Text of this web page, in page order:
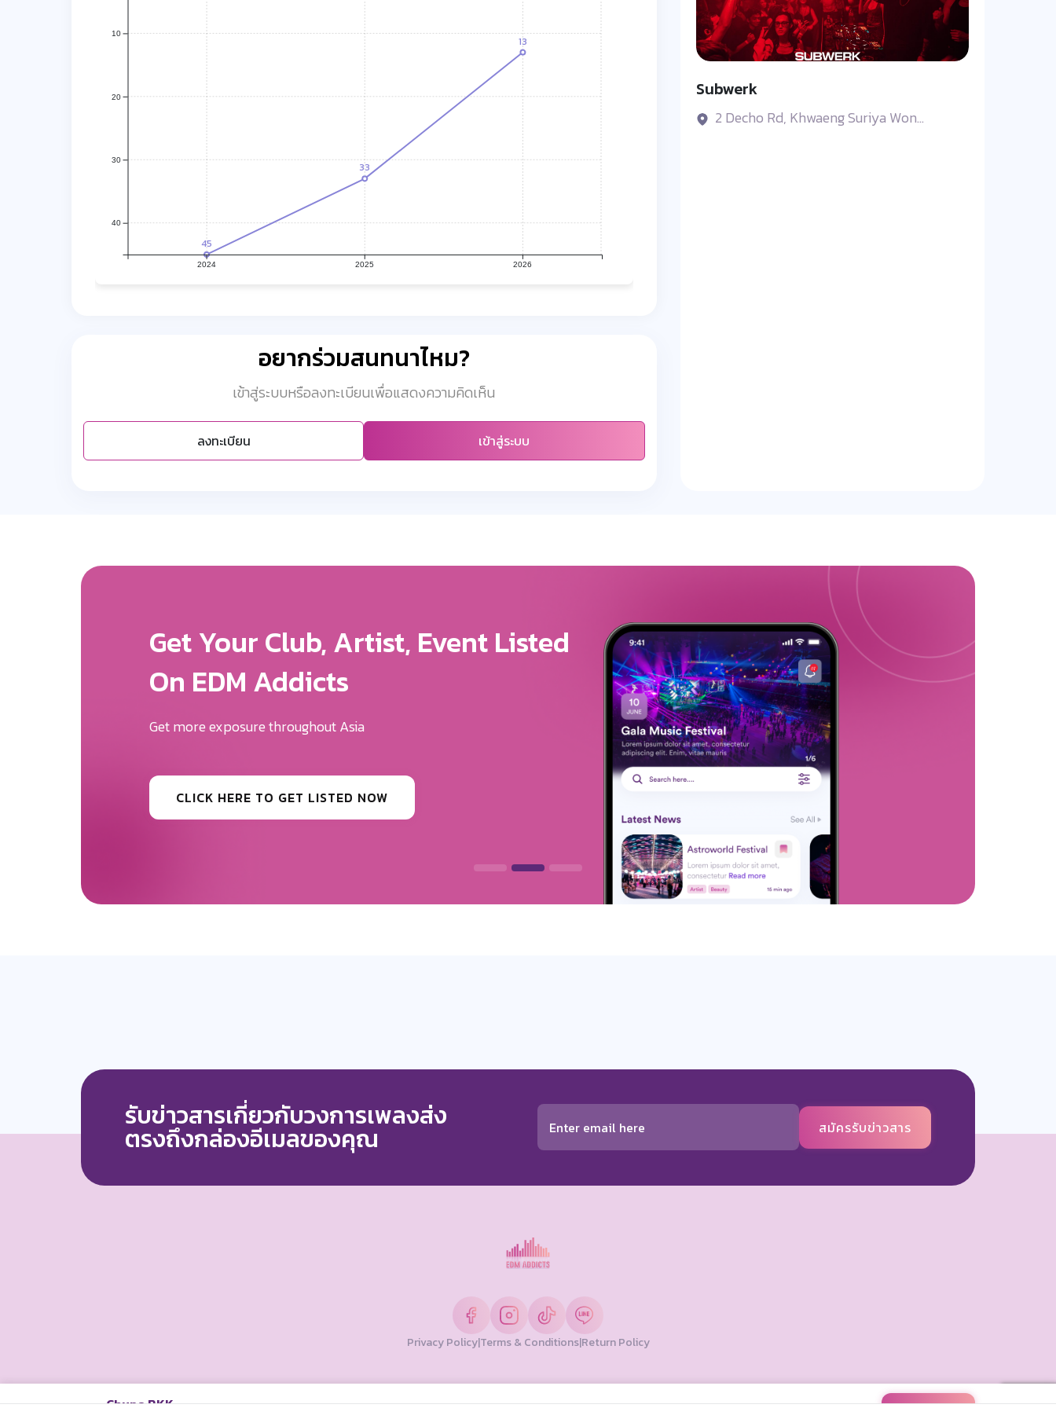
45
33
13
2024 2025 2026
40
30
20
10
อยากร่วมสนทนาไหม?
เข้าสู่ระบบหรือลงทะเบียนเพื่อแสดงความคิดเห็น
ลงทะเบียน เข้าสู่ระบบ
Subwerk
2 Decho Rd, Khwaeng Suriya Won...
Get More Exposure For Your Brand
We Will Help You Get The Exposure
Your Brand Deserves
รับข่าวสารเกี่ยวกับวงการเพลงส่ง
ตรงถึงกล่องอีเมลของคุณ สมัครรับข่าวสาร
Privacy Policy|Terms & Conditions|Return Policy